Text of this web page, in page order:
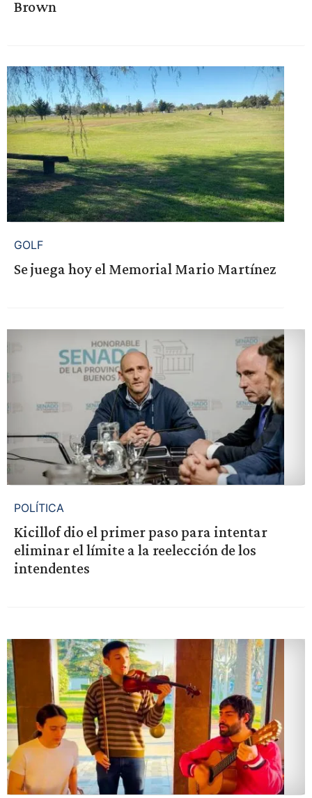
Brown
GOLF
Se juega hoy el Memorial Mario Martínez
POLÍTICA
Kicillof dio el primer paso para intentar
eliminar el límite a la reelección de los
intendentes